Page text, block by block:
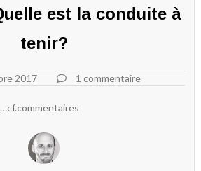
est la conduite à
tenir?
2017 1 commentaire